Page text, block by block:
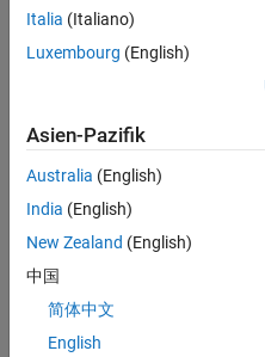
Region
Account
Manager -
Commercial
(m/f/d)
DE-München
Senior Utilities and
Italia (Italiano)
Luxembourg (English)
Asien-Pazifik
Australia (English)
India (English)
New Zealand (English)
中国
简体中文
English